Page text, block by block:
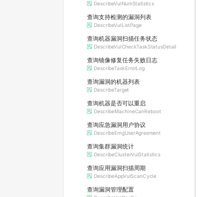
DescribeVulNumStatistics
查询支持检测的漏洞列表
DescribeVulListPage
查询机器漏洞扫描任务状态
DescribeVulCheckTaskStatusDetail
查询镜像修复任务失败日志
DescribeTaskErrorLog
查询漏洞的机器列表
DescribeTarget
查询机器是否可以重启
DescribeMachineCanReboot
查询应急漏洞用户协议
DescribeEmgUserAgreement
查询集群漏洞统计
DescribeClusterVulStatistics
查询应用漏洞扫描周期
DescribeAppVulScanCycle
查询漏洞管理配置